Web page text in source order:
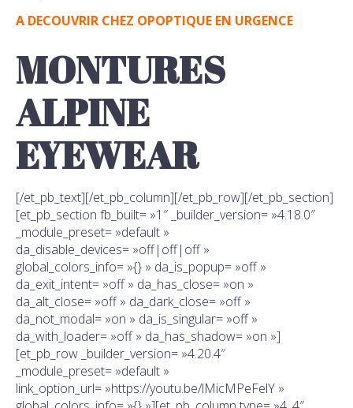
A DECOUVRIR CHEZ OPOPTIQUE EN URGENCE
MONTURES
ALPINE
EYEWEAR
[/et_pb_text][/et_pb_column][/et_pb_row][/et_pb_section]
[et_pb_section fb_built= »1″ _builder_version= »4.18.0″
_module_preset= »default »
da_disable_devices= »off|off|off »
global_colors_info= »{} » da_is_popup= »off »
da_exit_intent= »off » da_has_close= »on »
da_alt_close= »off » da_dark_close= »off »
da_not_modal= »on » da_is_singular= »off »
da_with_loader= »off » da_has_shadow= »on »]
[et_pb_row _builder_version= »4.20.4″
_module_preset= »default »
link_option_url= »https://youtu.be/lMicMPeFelY »